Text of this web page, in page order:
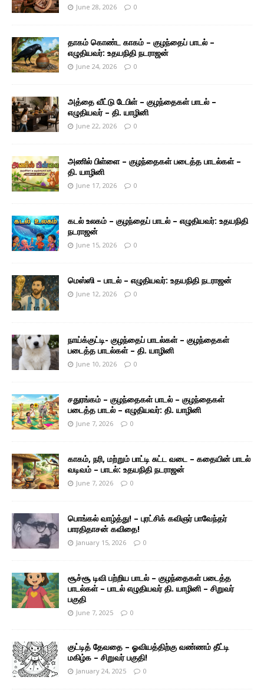
June 28, 2026 0
தாகம் கொண்ட காகம் – குழந்தைப் பாடல் –
எழுதியவர்: உதயநிதி நடராஜன்
June 24, 2026 0
அத்தை வீட்டு டேபிள் – குழந்தைகள் பாடல் –
எழுதியவர் – தி. யாழினி
June 22, 2026 0
அணில் பிள்ளை – குழந்தைகள் படைத்த பாடல்கள் –
தி. யாழினி
June 17, 2026 0
கடல் உலகம் – குழந்தைப் பாடல் – எழுதியவர்: உதயநிதி
நடராஜன்
June 15, 2026 0
மெஸ்ஸி – பாடல் – எழுதியவர்: உதயநிதி நடராஜன்
June 12, 2026 0
நாய்க்குட்டி- குழந்தைப் பாடல்கள் – குழந்தைகள்
படைத்த பாடல்கள் – தி. யாழினி
June 10, 2026 0
சதுரங்கம் – குழந்தைகள் பாடல் – குழந்தைகள்
படைத்த பாடல் – எழுதியவர்: தி. யாழினி
June 7, 2026 0
காகம், நரி, மற்றும் பாட்டி சுட்ட வடை – கதையின் பாடல்
வடிவம் – பாடல்: உதயநிதி நடராஜன்
June 7, 2026 0
பொங்கல் வாழ்த்து! – புரட்சிக் கவிஞர் பாவேந்தர்
பாரதிதாசன் கவிதை!
January 15, 2026 0
சூச்சூ டிவி பற்றிய பாடல் – குழந்தைகள் படைத்த
பாடல்கள் – பாடல் எழுதியவர் தி. யாழினி – சிறுவர்
பகுதி
June 7, 2025 0
குட்டித் தேவதை – ஓவியத்திற்கு வண்ணம் தீட்டி
மகிழ்க – சிறுவர் பகுதி!
January 24, 2025 0